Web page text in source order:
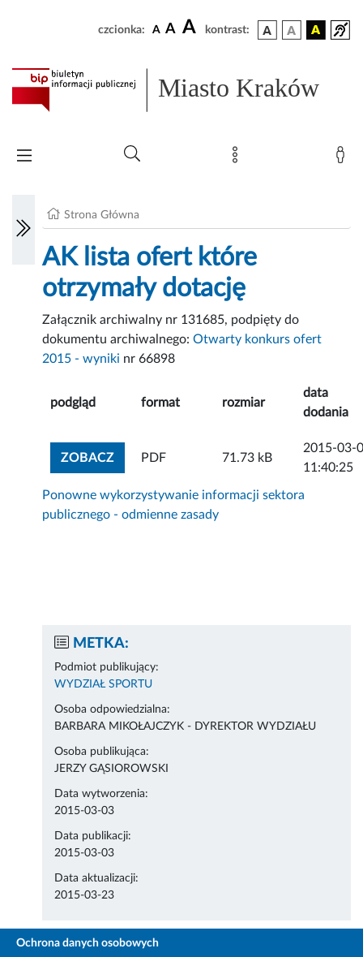
czcionka: A A A kontrast:
Miasto Kraków
Strona Główna
AK lista ofert które
otrzymały dotację
Załącznik archiwalny nr 131685, podpięty do
dokumentu archiwalnego:Otwarty konkurs ofert
2015 - wyniki nr 66898
podgląd format rozmiar
data
dodania
ZOBACZZOBACZ ZAŁĄCZNIK
PDF 71.73 kB
2015-03-
11:40:25
Ponowne wykorzystywanie informacji sektora
publicznego - odmienne zasady
METKA:
Podmiot publikujący:
WYDZIAŁ SPORTU
Osoba odpowiedzialna:
BARBARA MIKOŁAJCZYK - DYREKTOR WYDZIAŁU
Osoba publikująca:
JERZY GĄSIOROWSKI
Data wytworzenia:
2015-03-03
Data publikacji:
2015-03-03
Data aktualizacji:
2015-03-23
Ochrona danych osobowych